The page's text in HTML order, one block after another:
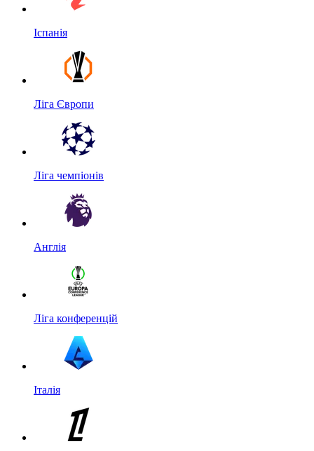
Іспанія
Ліга Європи
Ліга чемпіонів
Англія
Ліга конференцій
Італія